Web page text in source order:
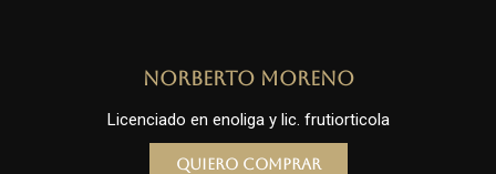
Norberto Moreno
Licenciado en enoliga y lic. frutiorticola
Quiero comprar